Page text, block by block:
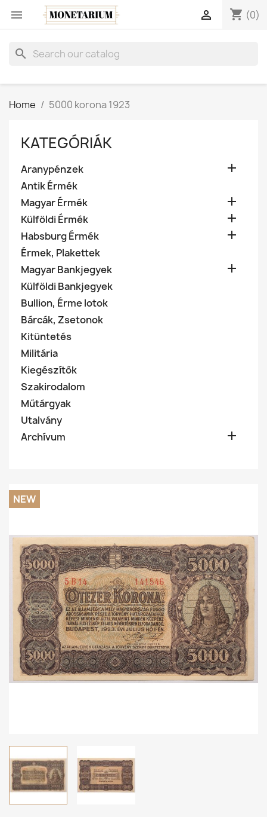
 shopping_cart (0)

search
Home 5000 korona 1923
KATEGÓRIÁK
Aranypénzek 
Antik Érmék
Magyar Érmék

Külföldi Érmék 
Habsburg Érmék 
Érmek, Plakettek
Magyar Bankjegyek

Külföldi Bankjegyek
Bullion, Érme lotok
Bárcák, Zsetonok
Kitüntetés
Militária
Kiegészítők
Szakirodalom
Műtárgyak
Utalvány
Archívum

NEW